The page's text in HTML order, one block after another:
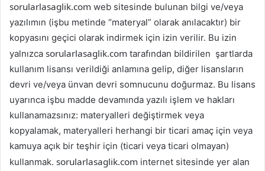
sorularlasaglik.com web sitesinde bulunan bilgi ve/veya
yazılımın (işbu metinde “materyal” olarak anılacaktır) bir
kopyasını geçici olarak indirmek için izin verilir. Bu izin
yalnızca sorularlasaglik.com tarafından bildirilen şartlarda
kullanım lisansı verildiği anlamına gelip, diğer lisansların
devri ve/veya ünvan devri somnucunu doğurmaz. Bu lisans
uyarınca işbu madde devamında yazılı işlem ve hakları
kullanamazsınız: materyalleri değiştirmek veya
kopyalamak, materyalleri herhangi bir ticari amaç için veya
kamuya açık bir teşhir için (ticari veya ticari olmayan)
kullanmak. sorularlasaglik.com internet sitesinde yer alan